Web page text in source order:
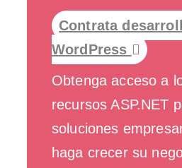
Contrata
WordPress
Obtenga acceso a
recursos ASP.NET
soluciones
haga crecer su